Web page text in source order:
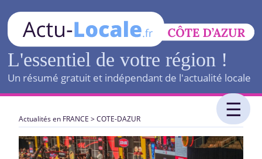
L'essentiel de votre région !
Un résumé gratuit et indépendant de l'actualité locale
Actualités en FRANCE >COTE-DAZUR